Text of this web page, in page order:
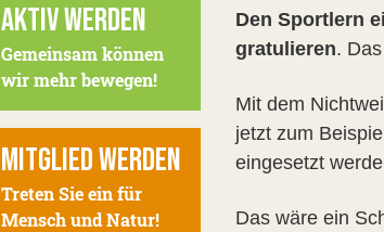
Den Sportlern
gratulieren.
Mit dem
jetzt zum
eingesetzt
Das wäre ein
AKTIV WERDEN
Gemeinsam können
wir mehr bewegen!
MITGLIED WERDEN
Treten Sie ein für
Mensch und Natur!